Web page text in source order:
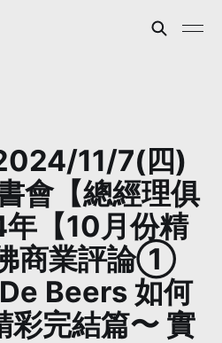
11/7(四)
會【總經理俱
【10月份精
商業評論①
Beers 如何
彩完結篇〜 實